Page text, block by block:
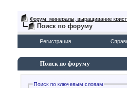
Форум: минералы, выращивание
Поиск по форуму
Регистрация
Поиск по форуму
Поиск по ключевым словам